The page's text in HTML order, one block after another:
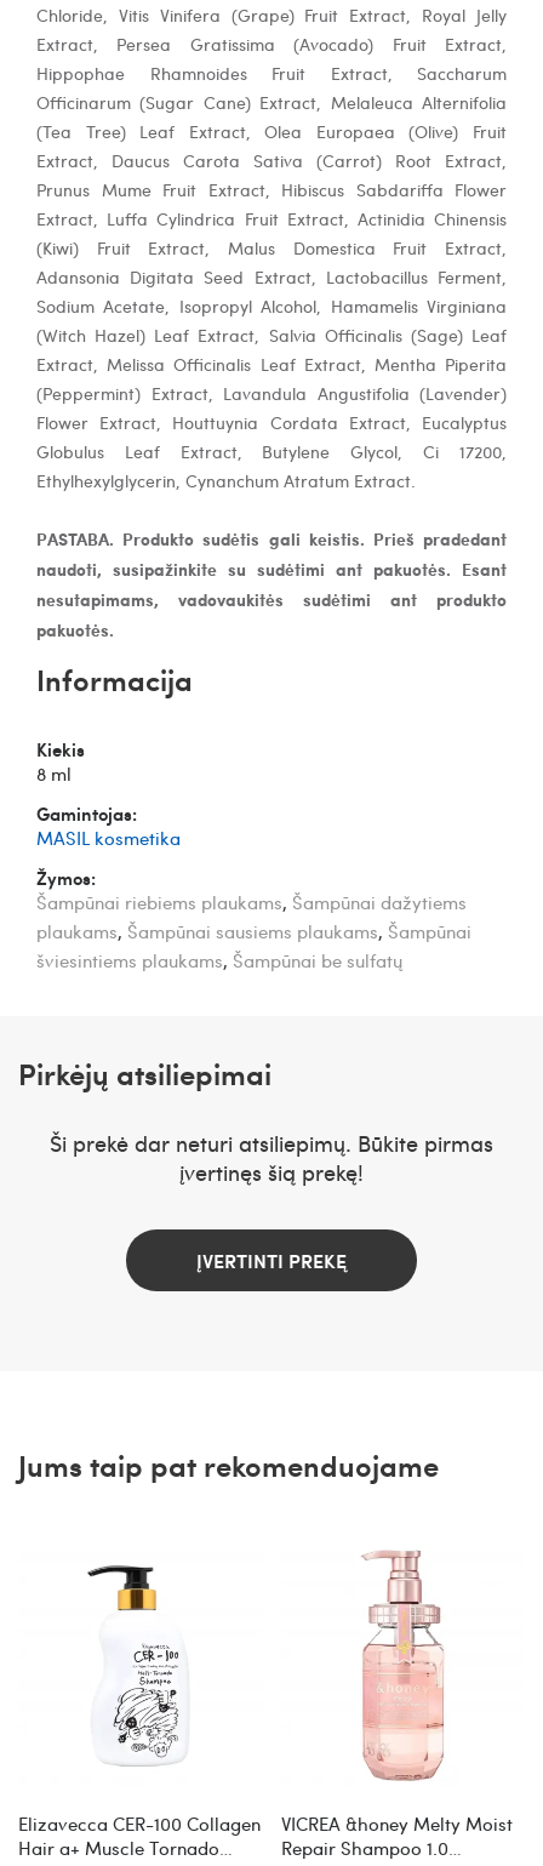
Chloride, Vitis Vinifera (Grape) Fruit Extract, Royal Jelly
Extract, Persea Gratissima (Avocado) Fruit Extract,
Hippophae Rhamnoides Fruit Extract, Saccharum
Officinarum (Sugar Cane) Extract, Melaleuca Alternifolia
(Tea Tree) Leaf Extract, Olea Europaea (Olive) Fruit
Extract, Daucus Carota Sativa (Carrot) Root Extract,
Prunus Mume Fruit Extract, Hibiscus Sabdariffa Flower
Extract, Luffa Cylindrica Fruit Extract, Actinidia Chinensis
(Kiwi) Fruit Extract, Malus Domestica Fruit Extract,
Adansonia Digitata Seed Extract, Lactobacillus Ferment,
Sodium Acetate, Isopropyl Alcohol, Hamamelis ​Virginiana
(Witch Hazel) Leaf Extract, Salvia Officinalis (Sage) Leaf
Extract, Melissa Officinalis Leaf Extract, Mentha Piperita
(Peppermint) Extract, Lavandula Angustifolia (Lavender)
Flower Extract, Houttuynia Cordata Extract, Eucalyptus
Globulus Leaf Extract, Butylene Glycol, Ci 17200,
Ethylhexylglycerin, Cynanchum Atratum Extract.
PASTABA. Produkto sudėtis gali keistis. Prieš pradedant
naudoti, susipažinkite su sudėtimi ant pakuotės. Esant
nesutapimams, vadovaukitės sudėtimi ant produkto
pakuotės.
Informacija
Kiekis
8 ml
Gamintojas:
MASIL kosmetika
Žymos:
Šampūnai riebiems plaukams, Šampūnai dažytiems
plaukams, Šampūnai sausiems plaukams, Šampūnai
šviesintiems plaukams, Šampūnai be sulfatų
Pirkėjų atsiliepimai
Ši prekė dar neturi atsiliepimų. Būkite pirmas
įvertinęs šią prekę!
ĮVERTINTI PREKĘ
Jums taip pat rekomenduojame
Elizavecca CER-100 Collagen
Hair a+ Muscle Tornado
VICREA &honey Melty Moist
Repair Shampoo 1.0